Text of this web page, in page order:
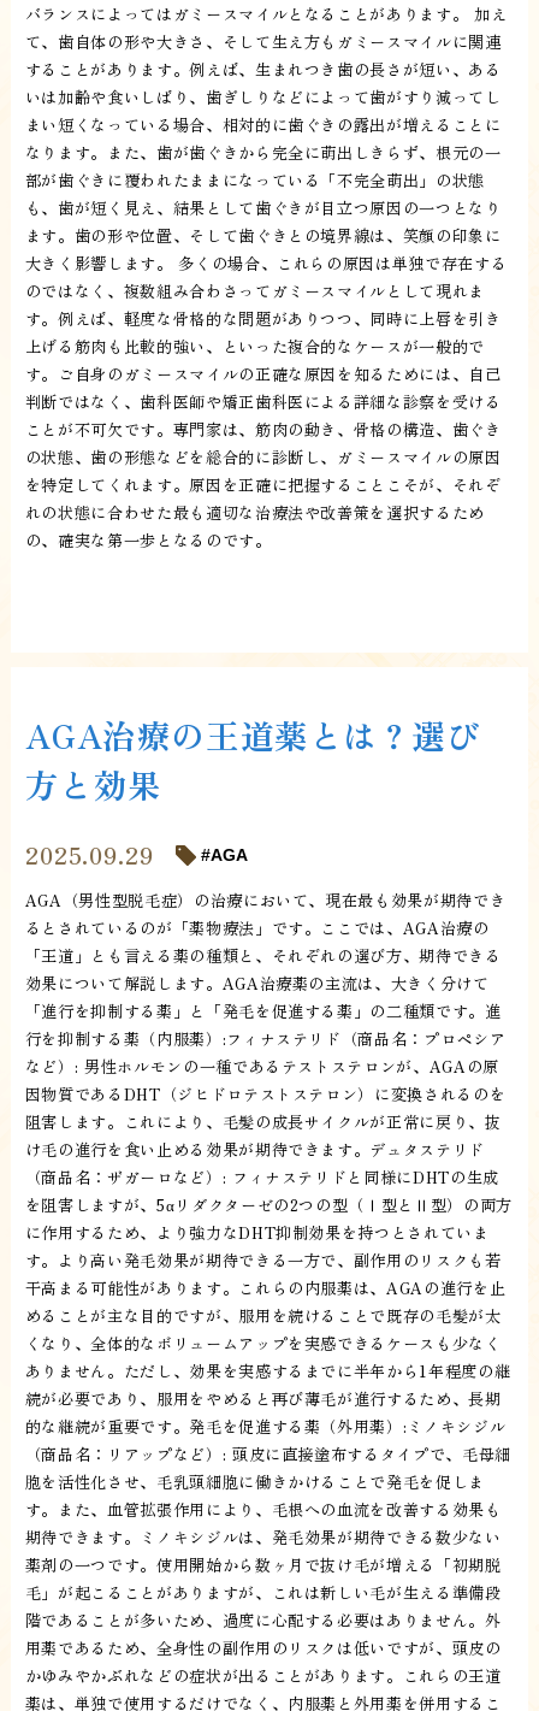
バランスによってはガミースマイルとなることがあります。 加え
て、歯自体の形や大きさ、そして生え方もガミースマイルに関連
することがあります。例えば、生まれつき歯の長さが短い、ある
いは加齢や食いしばり、歯ぎしりなどによって歯がすり減ってし
まい短くなっている場合、相対的に歯ぐきの露出が増えることに
なります。また、歯が歯ぐきから完全に萌出しきらず、根元の一
部が歯ぐきに覆われたままになっている「不完全萌出」の状態
も、歯が短く見え、結果として歯ぐきが目立つ原因の一つとなり
ます。歯の形や位置、そして歯ぐきとの境界線は、笑顔の印象に
大きく影響します。 多くの場合、これらの原因は単独で存在する
のではなく、複数組み合わさってガミースマイルとして現れま
す。例えば、軽度な骨格的な問題がありつつ、同時に上唇を引き
上げる筋肉も比較的強い、といった複合的なケースが一般的で
す。ご自身のガミースマイルの正確な原因を知るためには、自己
判断ではなく、歯科医師や矯正歯科医による詳細な診察を受ける
ことが不可欠です。専門家は、筋肉の動き、骨格の構造、歯ぐき
の状態、歯の形態などを総合的に診断し、ガミースマイルの原因
を特定してくれます。原因を正確に把握することこそが、それぞ
れの状態に合わせた最も適切な治療法や改善策を選択するため
の、確実な第一歩となるのです。
AGA治療の王道薬とは？選び
方と効果
2025.09.29 AGA
AGA（男性型脱毛症）の治療において、現在最も効果が期待でき
るとされているのが「薬物療法」です。ここでは、AGA治療の
「王道」とも言える薬の種類と、それぞれの選び方、期待できる
効果について解説します。AGA治療薬の主流は、大きく分けて
「進行を抑制する薬」と「発毛を促進する薬」の二種類です。進
行を抑制する薬（内服薬）:フィナステリド（商品名：プロペシア
など）: 男性ホルモンの一種であるテストステロンが、AGAの原
因物質であるDHT（ジヒドロテストステロン）に変換されるのを
阻害します。これにより、毛髪の成長サイクルが正常に戻り、抜
け毛の進行を食い止める効果が期待できます。デュタステリド
（商品名：ザガーロなど）: フィナステリドと同様にDHTの生成
を阻害しますが、5αリダクターゼの2つの型（Ⅰ型とⅡ型）の両方
に作用するため、より強力なDHT抑制効果を持つとされていま
す。より高い発毛効果が期待できる一方で、副作用のリスクも若
干高まる可能性があります。これらの内服薬は、AGAの進行を止
めることが主な目的ですが、服用を続けることで既存の毛髪が太
くなり、全体的なボリュームアップを実感できるケースも少なく
ありません。ただし、効果を実感するまでに半年から1年程度の継
続が必要であり、服用をやめると再び薄毛が進行するため、長期
的な継続が重要です。発毛を促進する薬（外用薬）:ミノキシジル
（商品名：リアップなど）: 頭皮に直接塗布するタイプで、毛母細
胞を活性化させ、毛乳頭細胞に働きかけることで発毛を促しま
す。また、血管拡張作用により、毛根への血流を改善する効果も
期待できます。ミノキシジルは、発毛効果が期待できる数少ない
薬剤の一つです。使用開始から数ヶ月で抜け毛が増える「初期脱
毛」が起こることがありますが、これは新しい毛が生える準備段
階であることが多いため、過度に心配する必要はありません。外
用薬であるため、全身性の副作用のリスクは低いですが、頭皮の
かゆみやかぶれなどの症状が出ることがあります。これらの王道
薬は、単独で使用するだけでなく、内服薬と外用薬を併用するこ